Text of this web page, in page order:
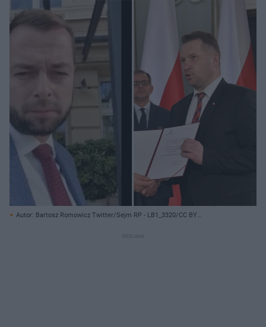
Autor: Bartosz Romowicz Twitter/Sejm RP - LB1_3320/CC BY